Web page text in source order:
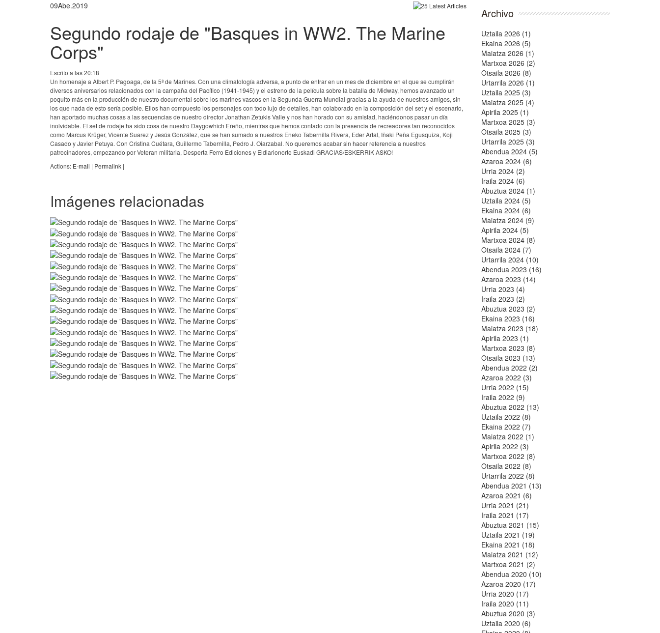
09Abe.2019
Segundo rodaje de "Basques in WW2. The Marine
Corps"
Escrito a las 20:18
Un homenaje a Albert P. Pagoaga, de la 5ª de Marines. Con una climatología adversa, a punto de entrar en un mes de diciembre en el que se cumplirán
diversos aniversarios relacionados con la campaña del Pacífico (1941-1945) y el estreno de la película sobre la batalla de Midway, hemos avanzado un
poquito más en la producción de nuestro documental sobre los marines vascos en la Segunda Guerra Mundial gracias a la ayuda de nuestros amigos, sin
los que nada de esto sería posible. Ellos han compuesto los personajes con todo lujo de detalles, han colaborado en la composición del set y el escenario,
han aportado muchas cosas a las secuencias de nuestro director Jonathan Zetukis Valle y nos han horado con su amistad, haciéndonos pasar un día
inolvidable. El set de rodaje ha sido cosa de nuestro Daygowhich Ereño, mientras que hemos contado con la presencia de recreadores tan reconocidos
como Marcus Krüger, Vicente Suarez y Jesús González, que se han sumado a nuestros Eneko Tabernilla Rivera, Eder Artal, Iñaki Peña Egusquiza, Koji
Casado y Javier Petuya. Con Cristina Cuétara, Guillermo Tabernilla, Pedro J. Oiarzabal. No queremos acabar sin hacer referencia a nuestros
patrocinadores, empezando por Veteran militaria, Desperta Ferro Ediciones y Eldiarionorte Euskadi GRACIAS/ESKERRIK ASKO!
Actions: E-mail | Permalink |
Imágenes relacionadas
Archivo
Uztaila 2026 (1)
Ekaina 2026 (5)
Maiatza 2026 (1)
Martxoa 2026 (2)
Otsaila 2026 (8)
Urtarrila 2026 (1)
Uztaila 2025 (3)
Maiatza 2025 (4)
Apirila 2025 (1)
Martxoa 2025 (3)
Otsaila 2025 (3)
Urtarrila 2025 (3)
Abendua 2024 (5)
Azaroa 2024 (6)
Urria 2024 (2)
Iraila 2024 (6)
Abuztua 2024 (1)
Uztaila 2024 (5)
Ekaina 2024 (6)
Maiatza 2024 (9)
Apirila 2024 (5)
Martxoa 2024 (8)
Otsaila 2024 (7)
Urtarrila 2024 (10)
Abendua 2023 (16)
Azaroa 2023 (14)
Urria 2023 (4)
Iraila 2023 (2)
Abuztua 2023 (2)
Ekaina 2023 (16)
Maiatza 2023 (18)
Apirila 2023 (1)
Martxoa 2023 (8)
Otsaila 2023 (13)
Abendua 2022 (2)
Azaroa 2022 (3)
Urria 2022 (15)
Iraila 2022 (9)
Abuztua 2022 (13)
Uztaila 2022 (8)
Ekaina 2022 (7)
Maiatza 2022 (1)
Apirila 2022 (3)
Martxoa 2022 (8)
Otsaila 2022 (8)
Urtarrila 2022 (8)
Abendua 2021 (13)
Azaroa 2021 (6)
Urria 2021 (21)
Iraila 2021 (17)
Abuztua 2021 (15)
Uztaila 2021 (19)
Ekaina 2021 (18)
Maiatza 2021 (12)
Martxoa 2021 (2)
Abendua 2020 (10)
Azaroa 2020 (17)
Urria 2020 (17)
Iraila 2020 (11)
Abuztua 2020 (3)
Uztaila 2020 (6)